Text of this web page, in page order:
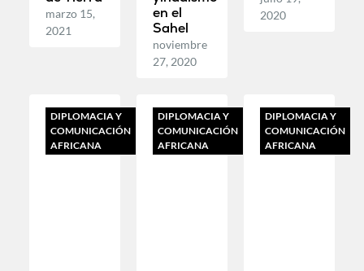
marzo 15,
2021
en el
Sahel
noviembre
27, 2020
2020
DIPLOMACIA Y
COMUNICACIÓN
AFRICANA
DIPLOMACIA Y
COMUNICACIÓN
AFRICANA
DIPLOMACIA Y
COMUNICACIÓN
AFRICANA